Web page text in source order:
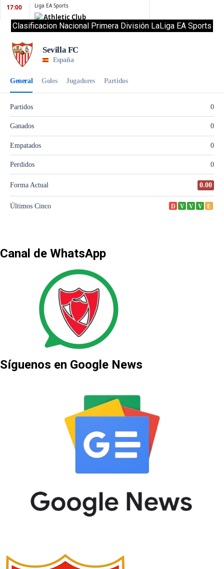
Clasificacion Nacional Primera División LaLiga EA Sports
Canal de WhatsApp
Síguenos en Google News